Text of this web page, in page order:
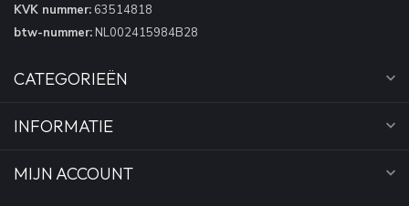
KVK nummer: 63514818
btw-nummer: NL002415984B28
CATEGORIEËN
INFORMATIE
MIJN ACCOUNT